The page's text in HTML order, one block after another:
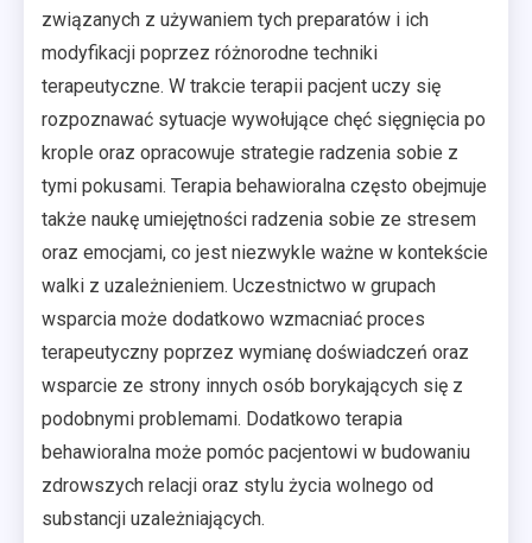
związanych z używaniem tych preparatów i ich
modyfikacji poprzez różnorodne techniki
terapeutyczne. W trakcie terapii pacjent uczy się
rozpoznawać sytuacje wywołujące chęć sięgnięcia po
krople oraz opracowuje strategie radzenia sobie z
tymi pokusami. Terapia behawioralna często obejmuje
także naukę umiejętności radzenia sobie ze stresem
oraz emocjami, co jest niezwykle ważne w kontekście
walki z uzależnieniem. Uczestnictwo w grupach
wsparcia może dodatkowo wzmacniać proces
terapeutyczny poprzez wymianę doświadczeń oraz
wsparcie ze strony innych osób borykających się z
podobnymi problemami. Dodatkowo terapia
behawioralna może pomóc pacjentowi w budowaniu
zdrowszych relacji oraz stylu życia wolnego od
substancji uzależniających.